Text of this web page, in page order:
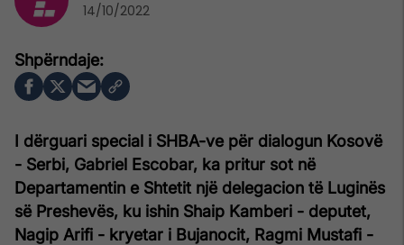
I dërguari special i SHBA-ve për dialogun Kosovë
- Serbi, Gabriel Escobar, ka pritur sot në
Departamentin e Shtetit një delegacion të Luginës
së Preshevës, ku ishin Shaip Kamberi - deputet,
Nagip Arifi - kryetar i Bujanocit, Ragmi Mustafi -
14/10/2022